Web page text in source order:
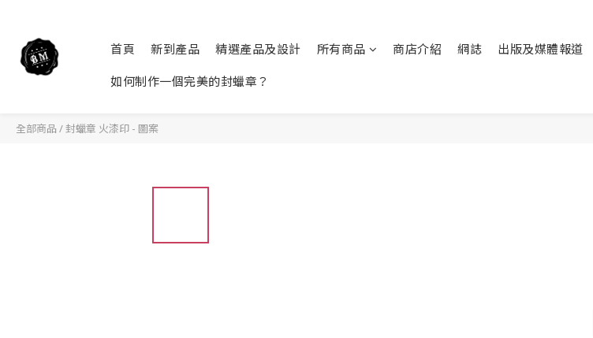
首頁 新到產品 精選產品及設計 所有商品 商店介紹 網誌 出版及媒體報道
如何制作一個完美的封蠟章？
全部商品 /封蠟章 火漆印 - 圖案